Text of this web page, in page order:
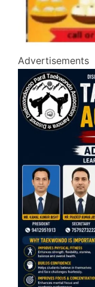
Advertisements